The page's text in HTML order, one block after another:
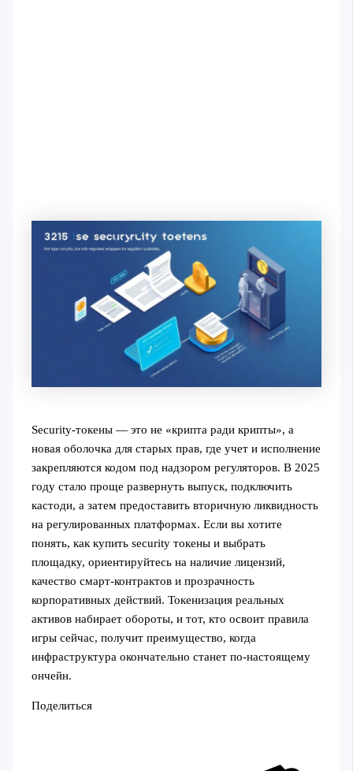
Security-токены — это не «крипта ради крипты», а
новая оболочка для старых прав, где учет и исполнение
закрепляются кодом под надзором регуляторов. В 2025
году стало проще развернуть выпуск, подключить
кастоди, а затем предоставить вторичную ликвидность
на регулированных платформах. Если вы хотите
понять, как купить security токены и выбрать
площадку, ориентируйтесь на наличие лицензий,
качество смарт-контрактов и прозрачность
корпоративных действий. Токенизация реальных
активов набирает обороты, и тот, кто освоит правила
игры сейчас, получит преимущество, когда
инфраструктура окончательно станет по-настоящему
ончейн.
Поделиться